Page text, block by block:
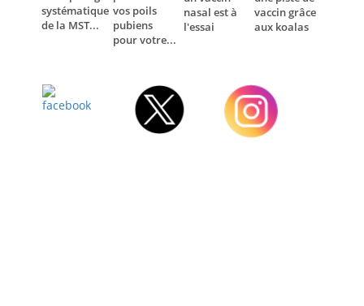
systématique
de la MST...
vos poils
pubiens
pour votre...
nasal est à
l'essai
vaccin grâce
aux koalas